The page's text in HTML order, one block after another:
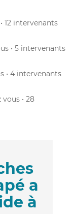
12 intervenants
• 5 intervenants
• 4 intervenants
vous • 28
a
à